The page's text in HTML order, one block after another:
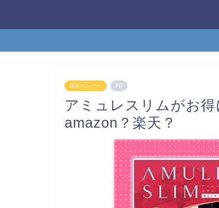
着圧インナー PR
アミュレスリムがお
amazon？楽天？